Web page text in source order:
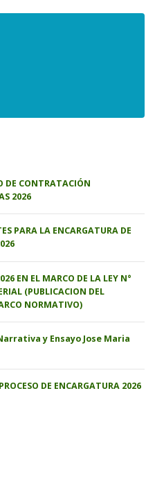
DE CONTRATACIÓN
2026
PARA LA ENCARGATURA DE
EN EL MARCO DE LA LEY N°
(PUBLICACION DEL
NORMATIVO)
y Ensayo Jose Maria
DE ENCARGATURA 2026